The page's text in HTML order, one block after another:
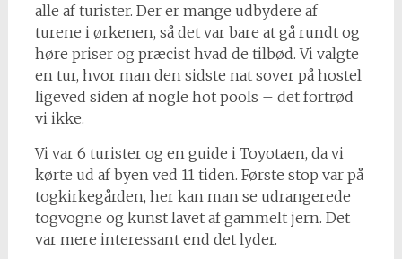
alle af turister. Der er mange udbydere af
turene i ørkenen, så det var bare at gå rundt og
høre priser og præcist hvad de tilbød. Vi valgte
en tur, hvor man den sidste nat sover på hostel
ligeved siden af nogle hot pools – det fortrød
vi ikke.
Vi var 6 turister og en guide i Toyotaen, da vi
kørte ud af byen ved 11 tiden. Første stop var på
togkirkegården, her kan man se udrangerede
togvogne og kunst lavet af gammelt jern. Det
var mere interessant end det lyder.